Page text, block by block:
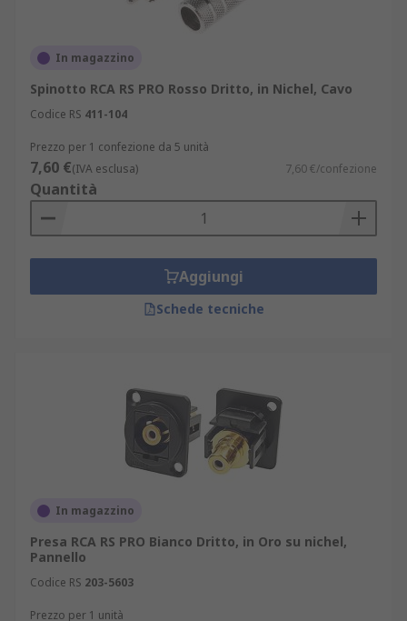
In magazzino
Spinotto RCA RS PRO Rosso Dritto, in Nichel, Cavo
Codice RS 411-104
Prezzo per 1 confezione da 5 unità
7,60 €(IVA esclusa) 7,60 €/confezione
Quantità
Aggiungi
Schede tecniche
In magazzino
Presa RCA RS PRO Bianco Dritto, in Oro su nichel,
Pannello
Codice RS 203-5603
Prezzo per 1 unità